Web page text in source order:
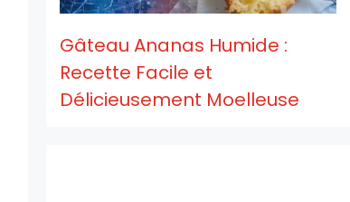
Gâteau Ananas Humide :
Recette Facile et
Délicieusement Moelleuse